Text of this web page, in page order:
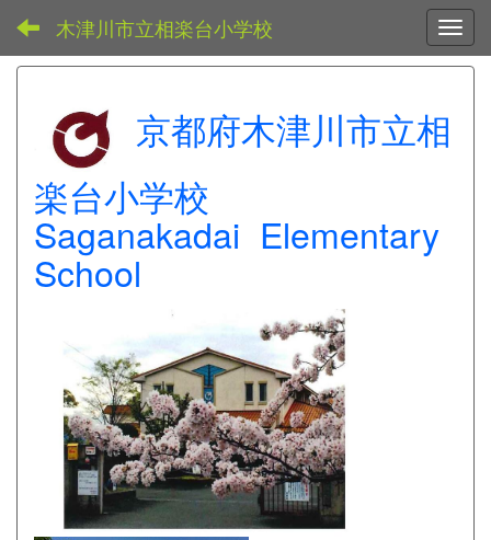
木津川市立相楽台小学校
京都府木津川市立相
楽台小学校
Saganakadai Elementary
School